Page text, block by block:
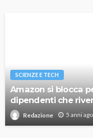
SCIENZE E TECH
Amazon si blocca
dipendenti che
Redazione 5 anni ago